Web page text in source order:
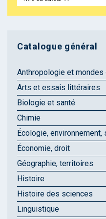
Catalogue général
Anthropologie et mondes
Arts et essais littéraires
Biologie et santé
Chimie
Écologie,
Économie, droit
Géographie, territoires
Histoire
Histoire des sciences
Linguistique